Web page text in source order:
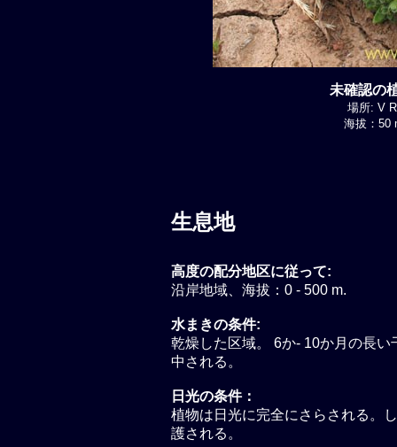
未確認の
場所: V
海拔：50
生息地
高度の配分地区に従って:
沿岸地域、海拔：0 - 500 m.
水まきの条件:
乾燥した区域。 6か- 10か月の長
中される。
日光の条件：
植物は日光に完全にさらされる。
護される。